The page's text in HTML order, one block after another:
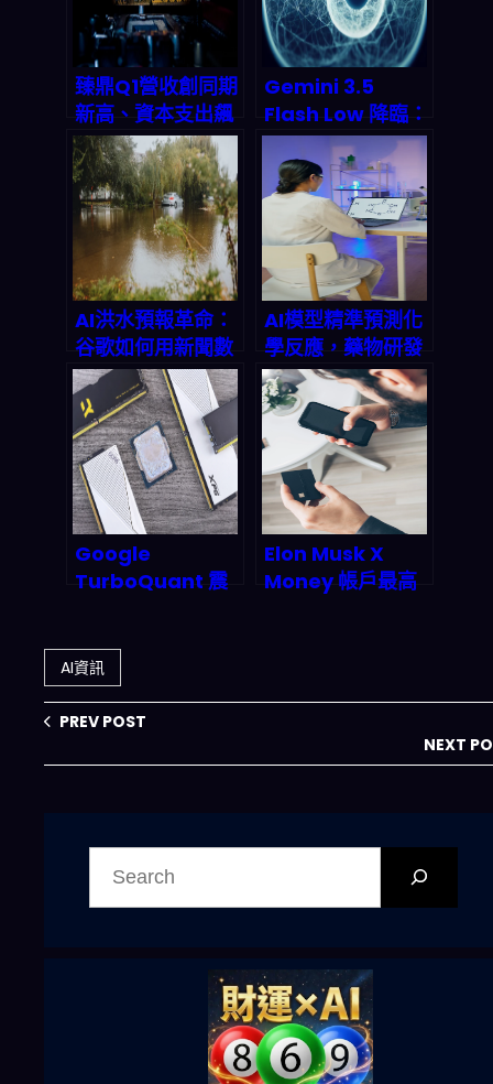
則
臻鼎Q1營收創同期
新高、資本支出飆
破800億！2026
AI伺服器與IC載板
爆發期全面解析
Gemini 3.5
Flash Low 降臨：
輕量級 AI 模型如
何重塑 2026 商業
自動化版圖
AI洪水預報革命：
谷歌如何用新聞數
據提前24小時預測
城市洪災？
AI模型精準預測化
學反應，藥物研發
從數週縮短到數天
｜2026年深度剖
析
Google
TurboQuant 震
面又可能怎麼回
彈？2026 產業鏈
影響一次看懂
Elon Musk X
Money 帳戶最高
AI資訊
PREV POST
NEXT